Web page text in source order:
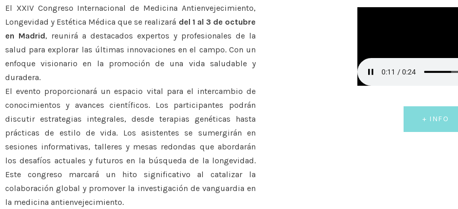
El XXIV Congreso Internacional de Medicina Antienvejecimiento,
Longevidad y Estética Médica que se realizará del 1 al 3 de octubre
en Madrid, reunirá a destacados expertos y profesionales de la
salud para explorar las últimas innovaciones en el campo. Con un
enfoque visionario en la promoción de una vida saludable y
duradera.
El evento proporcionará un espacio vital para el intercambio de
conocimientos y avances científicos. Los participantes podrán
discutir estrategias integrales, desde terapias genéticas hasta
prácticas de estilo de vida. Los asistentes se sumergirán en
sesiones informativas, talleres y mesas redondas que abordarán
los desafíos actuales y futuros en la búsqueda de la longevidad.
Este congreso marcará un hito significativo al catalizar la
colaboración global y promover la investigación de vanguardia en
la medicina antienvejecimiento.
+ INFO